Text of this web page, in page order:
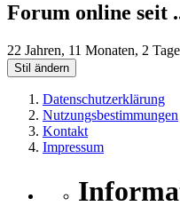
Forum online seit
22 Jahren, 11 Monaten, 2
Stil ändern
Datenschutzerklärung
Nutzungsbestimmungen
Kontakt
Impressum